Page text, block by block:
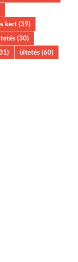
kert(39)
(30)
ültetés(60)